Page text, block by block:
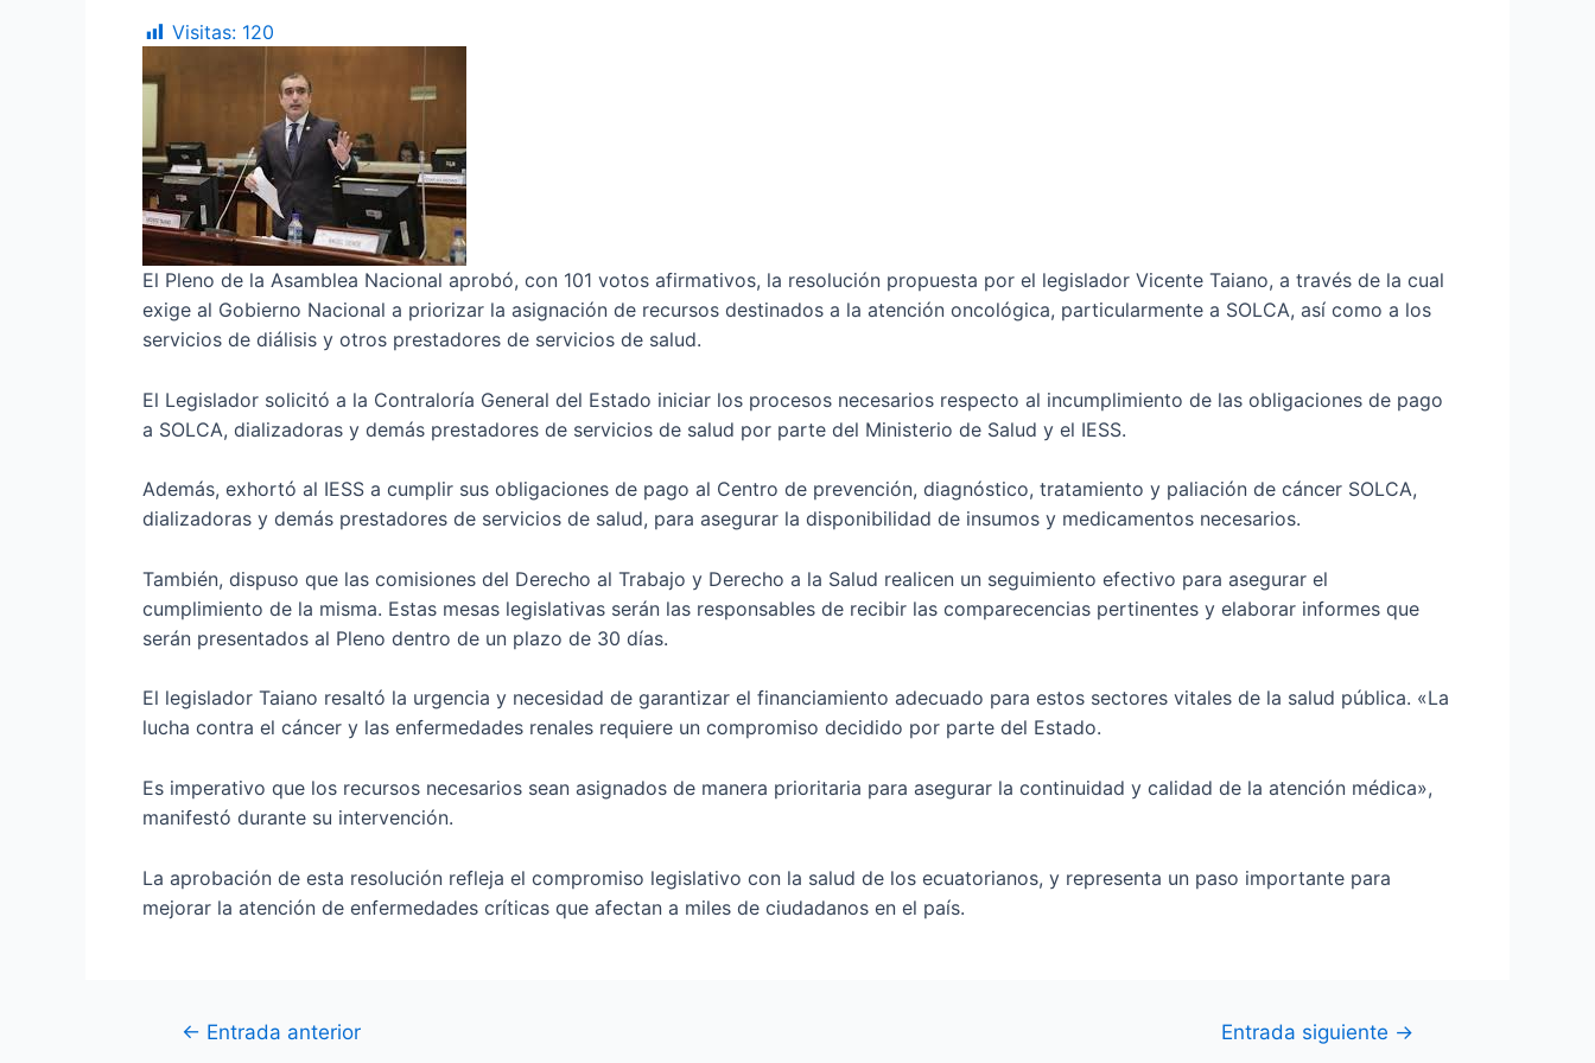
Visitas: 120
El Pleno de la Asamblea Nacional aprobó, con 101 votos afirmativos, la resolución propuesta por el legislador Vicente Taiano, a través de la cual
exige al Gobierno Nacional a priorizar la asignación de recursos destinados a la atención oncológica, particularmente a SOLCA, así como a los
servicios de diálisis y otros prestadores de servicios de salud.
El Legislador solicitó a la Contraloría General del Estado iniciar los procesos necesarios respecto al incumplimiento de las obligaciones de pago
a SOLCA, dializadoras y demás prestadores de servicios de salud por parte del Ministerio de Salud y el IESS.
Además, exhortó al IESS a cumplir sus obligaciones de pago al Centro de prevención, diagnóstico, tratamiento y paliación de cáncer SOLCA,
dializadoras y demás prestadores de servicios de salud, para asegurar la disponibilidad de insumos y medicamentos necesarios.
También, dispuso que las comisiones del Derecho al Trabajo y Derecho a la Salud realicen un seguimiento efectivo para asegurar el
cumplimiento de la misma. Estas mesas legislativas serán las responsables de recibir las comparecencias pertinentes y elaborar informes que
serán presentados al Pleno dentro de un plazo de 30 días.
El legislador Taiano resaltó la urgencia y necesidad de garantizar el financiamiento adecuado para estos sectores vitales de la salud pública. «La
lucha contra el cáncer y las enfermedades renales requiere un compromiso decidido por parte del Estado.
Es imperativo que los recursos necesarios sean asignados de manera prioritaria para asegurar la continuidad y calidad de la atención médica»,
manifestó durante su intervención.
La aprobación de esta resolución refleja el compromiso legislativo con la salud de los ecuatorianos, y representa un paso importante para
mejorar la atención de enfermedades críticas que afectan a miles de ciudadanos en el país.
← Entrada anterior Entrada siguiente →